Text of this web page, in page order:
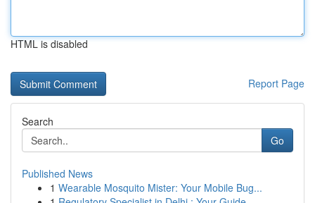
HTML is disabled
Report Page
Search
Go
Published News
1 Wearable Mosquito Mister: Your Mobile Bug...